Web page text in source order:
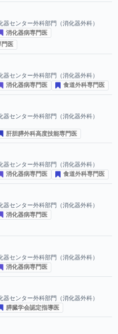
器センター外科部門（消化器外科）
消化器病専門医
門医
器センター外科部門（消化器外科）
消化器病専門医 食道外科専門医
器センター外科部門（消化器外科）
肝胆膵外科高度技能専門医
器センター外科部門（消化器外科）
消化器病専門医 食道外科専門医
器センター外科部門（消化器外科）
消化器病専門医
器センター外科部門（消化器外科）
消化器病専門医
器センター外科部門（消化器外科）
膵臓学会認定指導医